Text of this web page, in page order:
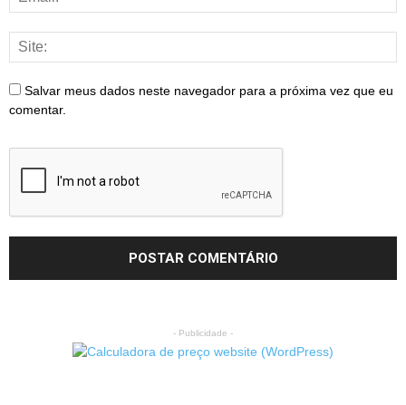
Salvar meus dados neste navegador para a próxima vez que eu
comentar.
- Publicidade -